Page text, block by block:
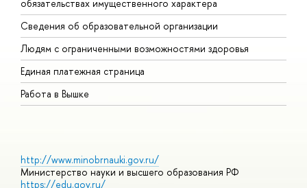
обязательствах имущественного характера
Сведения об образовательной организации
Людям с ограниченными возможностями здоровья
Единая платежная страница
Работа в Вышке
http://www.minobrnauki.gov.ru/
Министерство науки и высшего образования РФ
https://edu.gov.ru/